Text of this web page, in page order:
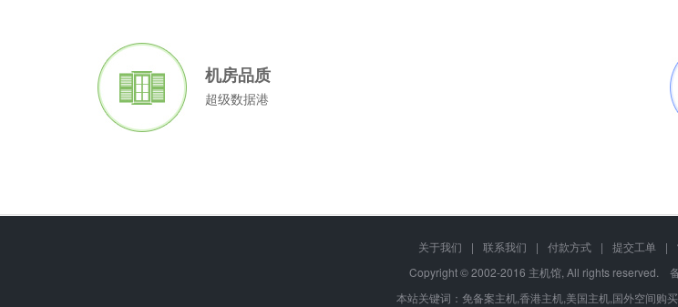
机房品质
超级数据港
关于我们 | 联系我们 | 付款方式 | 提交工单 |
Copyright © 2002-2016 主机馆, All rights reserved.
本站关键词： 免备案主机香港主机 美国主机 国外空间购买